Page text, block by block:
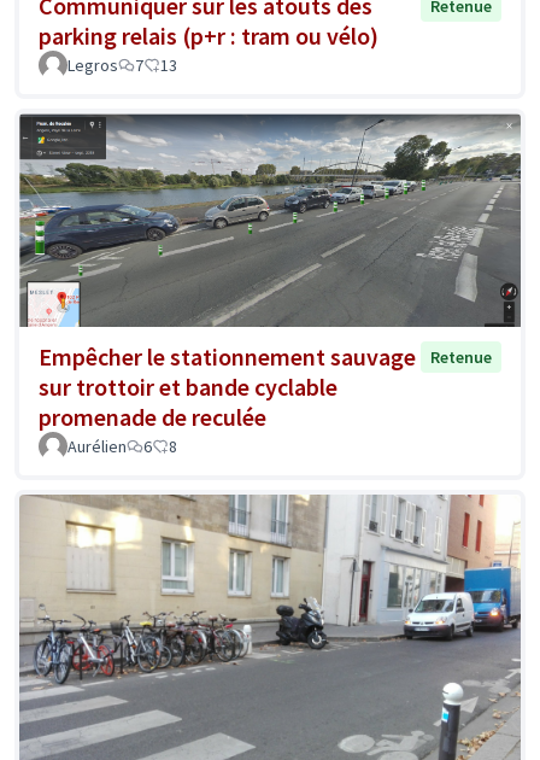
parking relais (p+r : tram ou vélo)
Retenue
Legros 7 13
Empêcher le stationnement sauvage
sur trottoir et bande cyclable
promenade de reculée
Retenue
Aurélien 6 8